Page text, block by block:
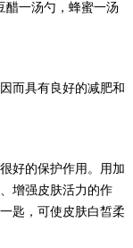
醋一汤勺，蜂蜜一汤
而具有良好的减肥和
好的保护作用。用加
增强皮肤活力的作
匙，可使皮肤白皙柔